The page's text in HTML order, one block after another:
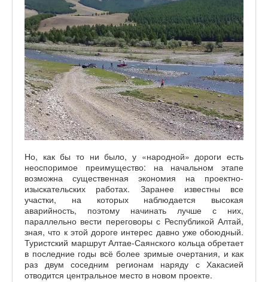
Но, как бы то ни было, у «народной» дороги есть
неоспоримое преимущество: на начальном этапе
возможна существенная экономия на проектно-
изыскательских работах. Заранее известны все
участки, на которых наблюдается высокая
аварийность, поэтому начинать лучше с них,
параллельно вести переговоры с Республикой Алтай,
зная, что к этой дороге интерес давно уже обоюдный.
Туристский маршрут Алтае-Саянского кольца обретает
в последние годы всё более зримые очертания, и как
раз двум соседним регионам наряду с Хакасией
отводится центральное место в новом проекте.